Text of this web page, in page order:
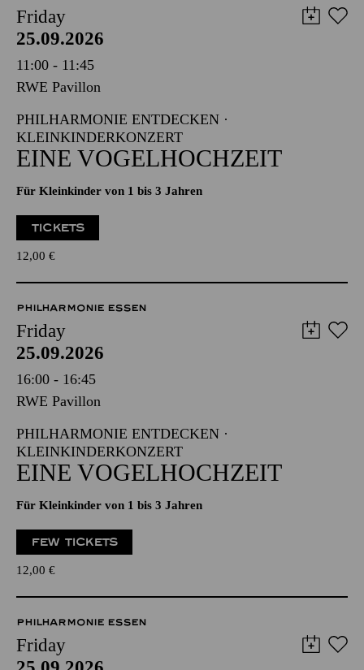
Friday
25.09.2026
11:00 - 11:45
RWE Pavillon
PHILHARMONIE ENTDECKEN ·
KLEINKINDERKONZERT
EINE VOGELHOCHZEIT
Für Kleinkinder von 1 bis 3 Jahren
TICKETS
12,00 €
PHILHARMONIE ESSEN
Friday
25.09.2026
16:00 - 16:45
RWE Pavillon
PHILHARMONIE ENTDECKEN ·
KLEINKINDERKONZERT
EINE VOGELHOCHZEIT
Für Kleinkinder von 1 bis 3 Jahren
FEW TICKETS
12,00 €
PHILHARMONIE ESSEN
Friday